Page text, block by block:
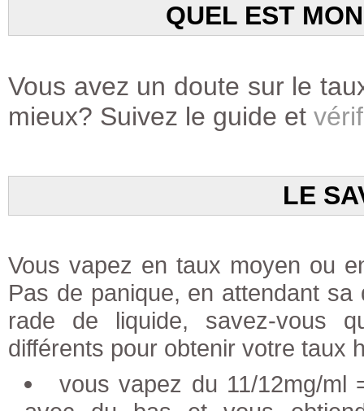
QUEL EST
Vous avez un doute sur le
mieux? Suivez le guide et
LE
Vous vapez en taux moyen ou
Pas de panique, en attendant
rade de liquide, savez-vous
différents pour obtenir votre taux
vous vapez du 11/12mg/ml